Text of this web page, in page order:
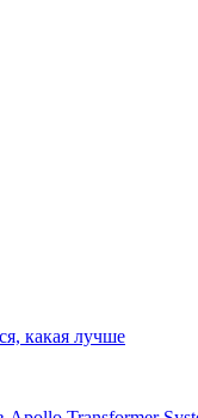
какая лучше